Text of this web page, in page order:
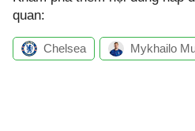
quan:
Chelsea Mykhailo